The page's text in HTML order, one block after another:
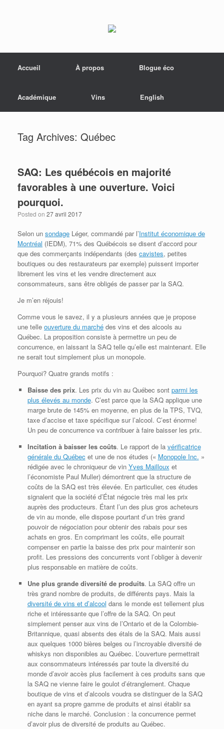
Accueil
À propos Blogue éco
Académique Vins English
Tag Archives: Québec
SAQ: Les québécois en majorité
favorables à une ouverture. Voici
pourquoi.
Posted on 27 avril 2017
Selon un sondage Léger, commandé par l’Institut économique de
Montréal (IEDM), 71% des Québécois se disent d’accord pour
que des commerçants indépendants (des cavistes, petites
boutiques ou des restaurateurs par exemple) puissent importer
librement les vins et les vendre directement aux
consommateurs, sans être obligés de passer par la SAQ.
Je m’en réjouis!
Comme vous le savez, il y a plusieurs années que je propose
une telle ouverture du marché des vins et des alcools au
Québec. La proposition consiste à permettre un peu de
concurrence, en laissant la SAQ telle qu’elle est maintenant. Elle
ne serait tout simplement plus un monopole.
Pourquoi? Quatre grands motifs :
Baisse des prix. Les prix du vin au Québec sont parmi les
plus élevés au monde. C’est parce que la SAQ applique une
marge brute de 145% en moyenne, en plus de la TPS, TVQ,
taxe d’accise et taxe spécifique sur l’alcool. C’est énorme!
Un peu de concurrence va contribuer à faire baisser les prix.
Incitation à baisser les coûts. Le rapport de la vérificatrice
générale du Québec et une de nos études (« Monopole Inc. »
rédigée avec le chroniqueur de vin Yves Mailloux et
l’économiste Paul Muller) démontrent que la structure de
coûts de la SAQ est très élevée. En particulier, ces études
signalent que la société d’État négocie très mal les prix
auprès des producteurs. Étant l’un des plus gros acheteurs
de vin au monde, elle dispose pourtant d’un très grand
pouvoir de négociation pour obtenir des rabais pour ses
achats en gros. En comprimant les coûts, elle pourrait
compenser en partie la baisse des prix pour maintenir son
profit. Les pressions des concurrents vont l’obliger à devenir
plus responsable en matière de coûts.
Une plus grande diversité de produits. La SAQ offre un
très grand nombre de produits, de différents pays. Mais la
diversité de vins et d’alcool dans le monde est tellement plus
riche et intéressante que l’offre de la SAQ. On peut
simplement penser aux vins de l’Ontario et de la Colombie-
Britannique, quasi absents des étals de la SAQ. Mais aussi
aux quelques 1000 bières belges ou l’incroyable diversité de
whiskys non disponibles au Québec. L’ouverture permettrait
aux consommateurs intéressés par toute la diversité du
monde d’avoir accès plus facilement à ces produits sans que
la SAQ ne vienne faire le goulot d’étranglement. Chaque
boutique de vins et d’alcools voudra se distinguer de la SAQ
en ayant sa propre gamme de produits et ainsi établir sa
niche dans le marché. Conclusion : la concurrence permet
d’avoir plus de diversité de produits au Québec.